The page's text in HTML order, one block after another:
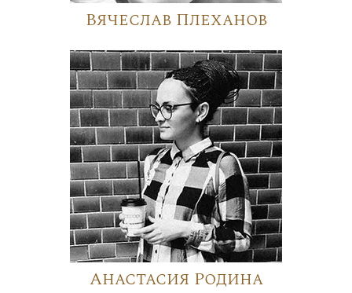
Вячеслав Плеханов
Анастасия Родина